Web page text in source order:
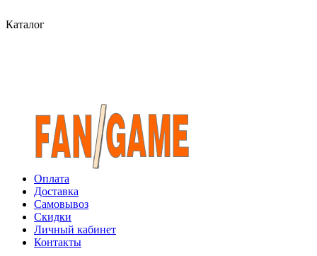
Каталог
Оплата
Доставка
Самовывоз
Скидки
Личный кабинет
Контакты